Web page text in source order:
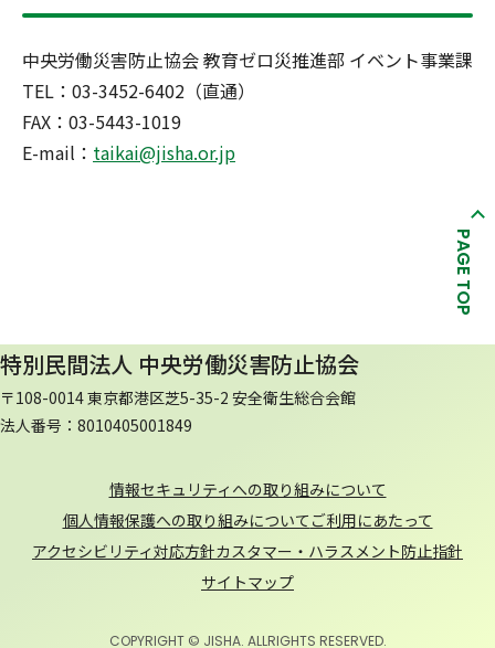
中央労働災害防止協会 教育ゼロ災推進部 イベント事業課
TEL：03-3452-6402（直通）
FAX：03-5443-1019
E-mail： taikai@jisha.or.jp
PAGE TOP
特別民間法人 中央労働災害防止協会
〒108-0014 東京都港区芝5-35-2 安全衛生総合会館
法人番号：8010405001849
情報セキュリティへの取り組みについて
個人情報保護への取り組みについて ご利用にあたって
アクセシビリティ対応方針カスタマー・ハラスメント防止指針
サイトマップ
COPYRIGHT © JISHA. ALLRIGHTS RESERVED.